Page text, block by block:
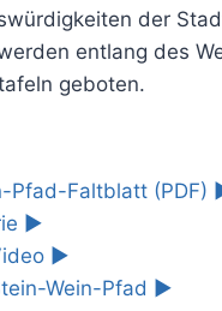
der
entlang des
geboten.
Pfad-Faltblatt (PDF)
►
►
Wein-Pfad ►